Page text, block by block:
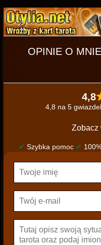
OPINIE O MNIE
4,8
4,8 na 5
Zobacz
✔ Szybka pomoc ✔